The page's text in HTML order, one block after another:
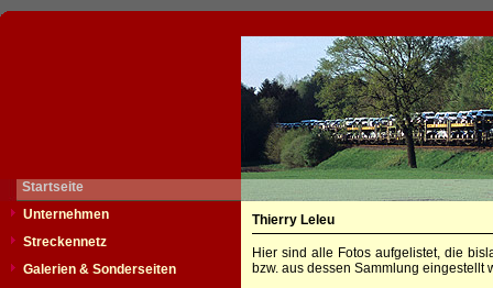
Startseite
Unternehmen
Streckennetz
Galerien & Sonderseiten
Thierry Leleu
Hier sind alle Fotos aufgelistet, die
bzw. aus dessen Sammlung eingestellt